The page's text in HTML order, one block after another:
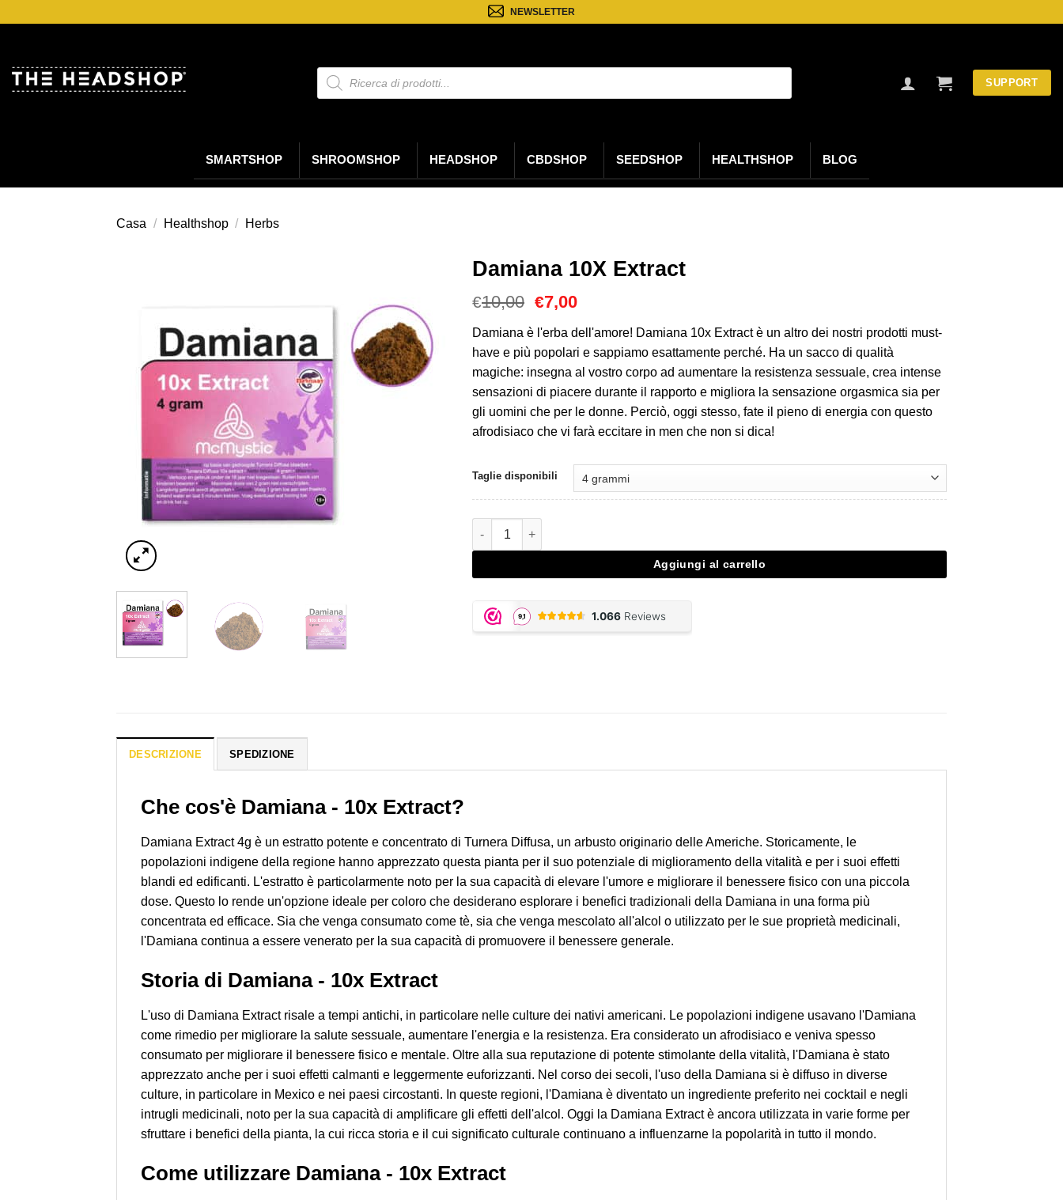
NEWSLETTER
Ricerca
prodotti
SUPPORT
SMARTSHOP SHROOMSHOP HEADSHOP CBDSHOP SEEDSHOP HEALTHSHOP BLOG
Casa / Healthshop / Herbs
Damiana 10X Extract
€10,00 Il
originale
era:
€10,00.
€7,00Il
attuale
è:
€7,00.
Damiana è l'erba dell'amore! Damiana 10x Extract è un altro dei nostri prodotti must-
have e più popolari e sappiamo esattamente perché. Ha un sacco di qualità
magiche: insegna al vostro corpo ad aumentare la resistenza sessuale, crea intense
sensazioni di piacere durante il rapporto e migliora la sensazione orgasmica sia per
gli uomini che per le donne. Perciò, oggi stesso, fate il pieno di energia con questo
afrodisiaco che vi farà eccitare in men che non si dica!
Taglie disponibili
Damiana 10X Extract quantità
Aggiungi al carrello
DESCRIZIONE SPEDIZIONE
Che cos'è Damiana - 10x Extract?
Damiana Extract 4g è un estratto potente e concentrato di Turnera Diffusa, un arbusto originario delle Americhe. Storicamente, le
popolazioni indigene della regione hanno apprezzato questa pianta per il suo potenziale di miglioramento della vitalità e per i suoi effetti
blandi ed edificanti. L'estratto è particolarmente noto per la sua capacità di elevare l'umore e migliorare il benessere fisico con una piccola
dose. Questo lo rende un'opzione ideale per coloro che desiderano esplorare i benefici tradizionali della Damiana in una forma più
concentrata ed efficace. Sia che venga consumato come tè, sia che venga mescolato all'alcol o utilizzato per le sue proprietà medicinali,
l'Damiana continua a essere venerato per la sua capacità di promuovere il benessere generale.
Storia di Damiana - 10x Extract
L'uso di Damiana Extract risale a tempi antichi, in particolare nelle culture dei nativi americani. Le popolazioni indigene usavano l'Damiana
come rimedio per migliorare la salute sessuale, aumentare l'energia e la resistenza. Era considerato un afrodisiaco e veniva spesso
consumato per migliorare il benessere fisico e mentale. Oltre alla sua reputazione di potente stimolante della vitalità, l'Damiana è stato
apprezzato anche per i suoi effetti calmanti e leggermente euforizzanti. Nel corso dei secoli, l'uso della Damiana si è diffuso in diverse
culture, in particolare in Mexico e nei paesi circostanti. In queste regioni, l'Damiana è diventato un ingrediente preferito nei cocktail e negli
intrugli medicinali, noto per la sua capacità di amplificare gli effetti dell'alcol. Oggi la Damiana Extract è ancora utilizzata in varie forme per
sfruttare i benefici della pianta, la cui ricca storia e il cui significato culturale continuano a influenzarne la popolarità in tutto il mondo.
Come utilizzare Damiana - 10x Extract